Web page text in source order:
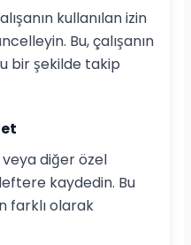
kullanılan izin
Bu, çalışanın
bir şekilde takip
veya diğer özel
kaydedin. Bu
farklı olarak